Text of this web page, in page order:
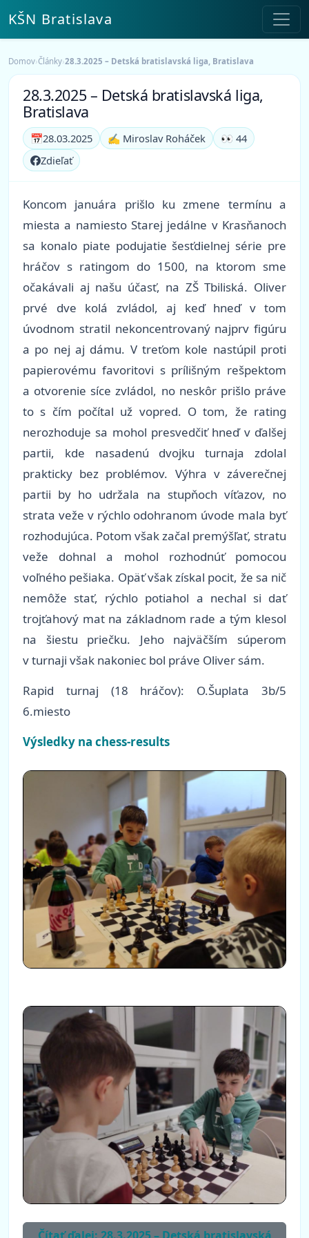
KŠN Bratislava
Domov›Články›28.3.2025 – Detská bratislavská liga, Bratislava
28.3.2025 – Detská bratislavská liga,
Bratislava
📅28.03.2025 ✍️ Miroslav Roháček
👀 44
Zdieľať
Koncom januára prišlo ku zmene termínu a
miesta a namiesto Starej jedálne v Krasňanoch
sa konalo piate podujatie šesťdielnej série pre
hráčov s ratingom do 1500, na ktorom sme
očakávali aj našu účasť, na ZŠ Tbiliská. Oliver
prvé dve kolá zvládol, aj keď hneď v tom
úvodnom stratil nekoncentrovaný najprv figúru
a po nej aj dámu. V treťom kole nastúpil proti
papierovému favoritovi s prílišným rešpektom
a otvorenie síce zvládol, no neskôr prišlo práve
to s čím počítal už vopred. O tom, že rating
nerozhoduje sa mohol presvedčiť hneď v ďalšej
partii, kde nasadenú dvojku turnaja zdolal
prakticky bez problémov. Výhra v záverečnej
partii by ho udržala na stupňoch víťazov, no
strata veže v rýchlo odohranom úvode mala byť
rozhodujúca. Potom však začal premýšľať, stratu
veže dohnal a mohol rozhodnúť pomocou
voľného pešiaka. Opäť však získal pocit, že sa nič
nemôže stať, rýchlo potiahol a nechal si dať
trojťahový mat na základnom rade a tým klesol
na šiestu priečku. Jeho najväčším súperom
v turnaji však nakoniec bol práve Oliver sám.
Rapid turnaj (18 hráčov): O.Šuplata 3b/5
6.miesto
Výsledky na chess-results